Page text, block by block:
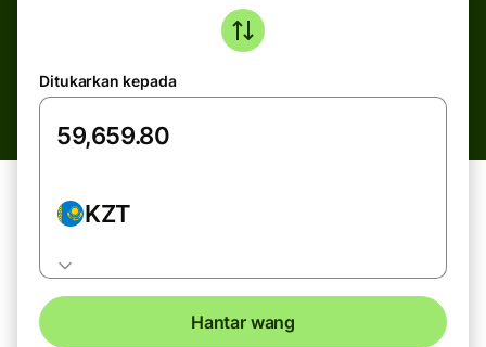
Ditukarkan kepada
KZT
Hantar wang